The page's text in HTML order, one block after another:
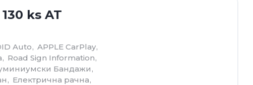
ks AT
Auto, APPLE CarPlay,
, Road Sign Information,
Бандажи ,
, Електрична рачна,